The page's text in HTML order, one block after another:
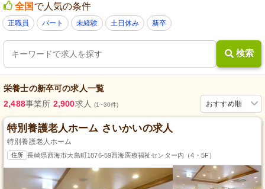
全国 で人気の条件
正職員 パート 未経験 土日休み 新卒
検索
栄養士の新卒可の求人一覧
おすすめ順
2,488事業所 2,900求人(1~30件)
特別養護老人ホーム さいかいの求人
特別養護老人ホーム
住所 長崎県西海市大島町1876-59西海医療福祉センター内（4・5F）